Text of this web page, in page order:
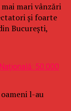
mari vânzări
şi foarte
Bucureşti,
l-au